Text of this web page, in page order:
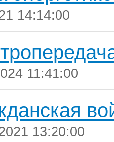
14:14:00
11:41:00
13:20:00